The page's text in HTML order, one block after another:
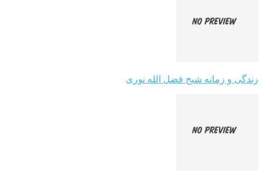
زندگی و زمانه شیخ فضل الله نوری